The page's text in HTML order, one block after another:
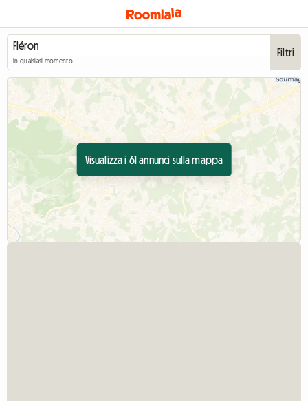
In qualsiasi momento
Filtri
Visualizza i 61 annunci sulla mappa